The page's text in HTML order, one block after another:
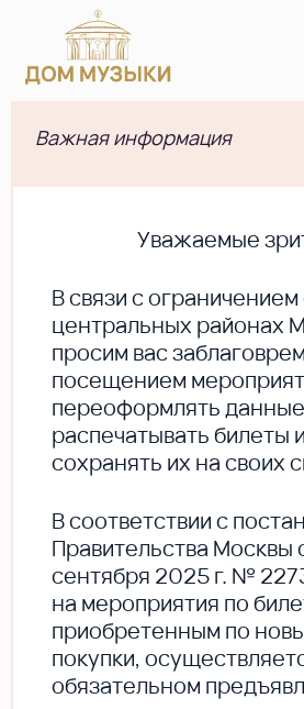
Важная информация
Уважаемые
В cвязи с ограничением
центральных районах
просим вас
посещением
переоформлять
распечатывать билеты
сохранять их на своих
В соответствии с
Правительства Москвы
сентября 2025 г. №
на мероприятия по
приобретенным по
покупки,
обязательном